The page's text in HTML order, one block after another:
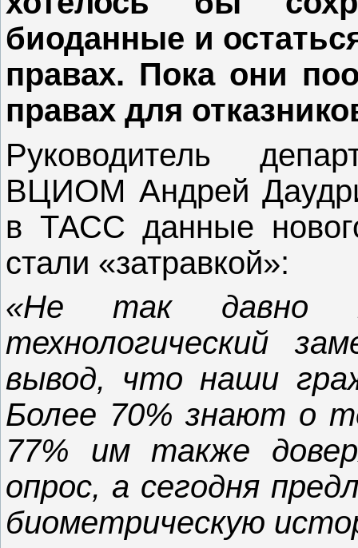
биоданные и
правах. Пока они
правах для
Руководитель
ВЦИОМ Андрей
в ТАСС данные
стали «затравкой»:
«Не так давно
технологический
вывод, что наши
Более 70% знают о
77% им также
опрос, а сегодня
биометрическую